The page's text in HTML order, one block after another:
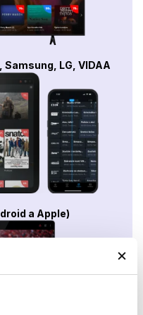
LG, VIDAA
a Apple)